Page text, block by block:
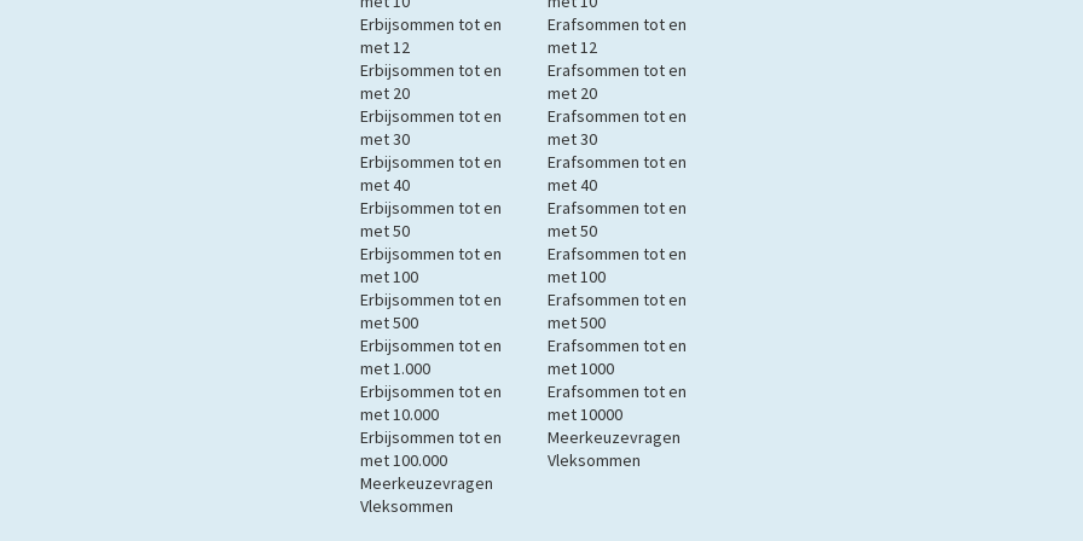
Erbijsommen tot en
met 12
Erbijsommen tot en
met 20
Erbijsommen tot en
met 30
Erbijsommen tot en
met 40
Erbijsommen tot en
met 50
Erbijsommen tot en
met 100
Erbijsommen tot en
met 500
Erbijsommen tot en
met 1.000
Erbijsommen tot en
met 10.000
Erbijsommen tot en
met 100.000
Meerkeuzevragen
Vleksommen
Erafsommen tot en
met 12
Erafsommen tot en
met 20
Erafsommen tot en
met 30
Erafsommen tot en
met 40
Erafsommen tot en
met 50
Erafsommen tot en
met 100
Erafsommen tot en
met 500
Erafsommen tot en
met 1000
Erafsommen tot en
met 10000
Meerkeuzevragen
Vleksommen